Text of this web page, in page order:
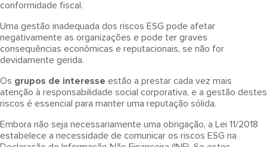
conformidade fiscal.
Uma gestão inadequada dos riscos ESG pode afetar
negativamente as organizações e pode ter graves
consequências econômicas e reputacionais, se não for
devidamente gerida.
Os grupos de interesse estão a prestar cada vez mais
atenção à responsabilidade social corporativa, e a gestão destes
riscos é essencial para manter uma reputação sólida.
Embora não seja necessariamente uma obrigação, a Lei 11/2018
estabelece a necessidade de comunicar os riscos ESG na